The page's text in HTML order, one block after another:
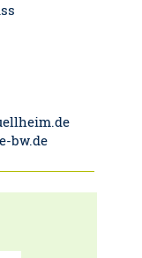
bw.de